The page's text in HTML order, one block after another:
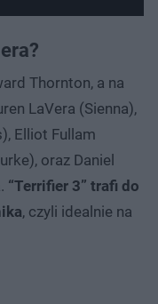
Thornton, a na
LaVera (Sienna),
Elliot Fullam
oraz Daniel
“Terrifier 3” trafi do
, czyli idealnie na